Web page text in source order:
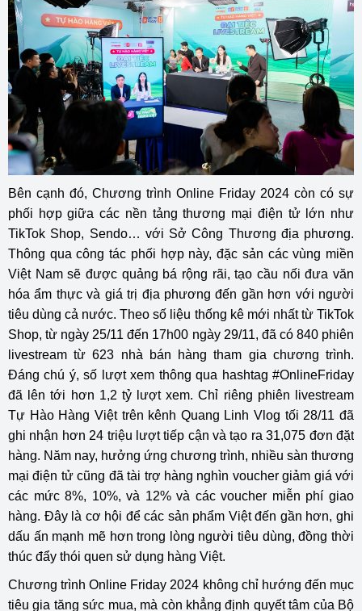
Bên cạnh đó, Chương trình Online Friday 2024 còn có sự
phối hợp giữa các nền tảng thương mại điện tử lớn như
TikTok Shop, Sendo… với Sở Công Thương địa phương.
Thông qua công tác phối hợp này, đặc sản các vùng miền
Việt Nam sẽ được quảng bá rộng rãi, tạo cầu nối đưa văn
hóa ẩm thực và giá trị địa phương đến gần hơn với người
tiêu dùng cả nước. Theo số liệu thống kê mới nhất từ TikTok
Shop, từ ngày 25/11 đến 17h00 ngày 29/11, đã có 840 phiên
livestream từ 623 nhà bán hàng tham gia chương trình.
Đáng chú ý, số lượt xem thông qua hashtag #OnlineFriday
đã lên tới hơn 1,2 tỷ lượt xem. Chỉ riêng phiên livestream
Tự Hào Hàng Việt trên kênh Quang Linh Vlog tối 28/11 đã
ghi nhận hơn 24 triệu lượt tiếp cận và tạo ra 31,075 đơn đặt
hàng. Năm nay, hưởng ứng chương trình, nhiều sàn thương
mại điện tử cũng đã tài trợ hàng nghìn voucher giảm giá với
các mức 8%, 10%, và 12% và các voucher miễn phí giao
hàng. Đây là cơ hội để các sản phẩm Việt đến gần hơn, ghi
dấu ấn mạnh mẽ hơn trong lòng người tiêu dùng, đồng thời
thúc đẩy thói quen sử dụng hàng Việt.
Chương trình Online Friday 2024 không chỉ hướng đến mục
tiêu gia tăng sức mua, mà còn khẳng định quyết tâm của Bộ